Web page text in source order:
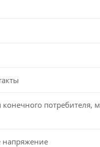
потребителя,
напряжение